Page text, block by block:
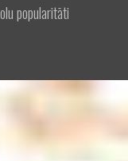
popularitāti